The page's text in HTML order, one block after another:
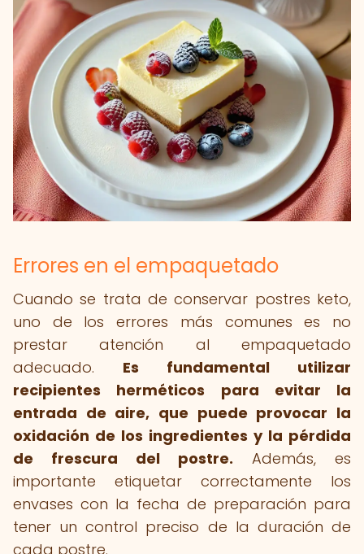
Errores en el empaquetado
Cuando se trata de conservar postres keto,
uno de los errores más comunes es no
prestar atención al empaquetado
adecuado. Es fundamental utilizar
recipientes herméticos para evitar la
entrada de aire, que puede provocar la
oxidación de los ingredientes y la pérdida
de frescura del postre. Además, es
importante etiquetar correctamente los
envases con la fecha de preparación para
tener un control preciso de la duración de
cada postre.